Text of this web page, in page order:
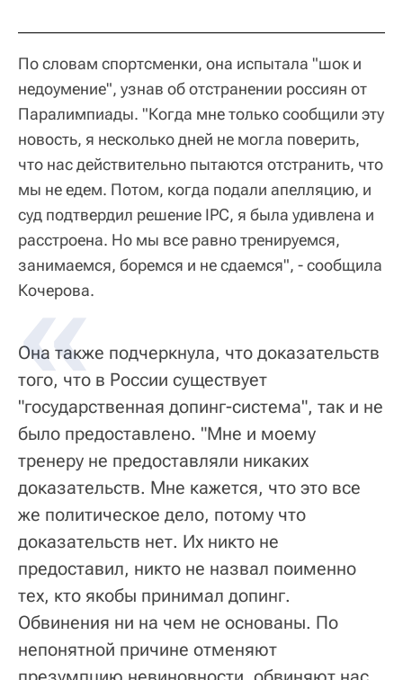
По словам спортсменки, она испытала "шок и
недоумение", узнав об отстранении россиян от
Паралимпиады. "Когда мне только сообщили эту
новость, я несколько дней не могла поверить,
что нас действительно пытаются отстранить, что
мы не едем. Потом, когда подали апелляцию, и
суд подтвердил решение IPC, я была удивлена и
расстроена. Но мы все равно тренируемся,
занимаемся, боремся и не сдаемся", - сообщила
Кочерова.
Она также подчеркнула, что доказательств
того, что в России существует
"государственная допинг-система", так и не
было предоставлено. "Мне и моему
тренеру не предоставляли никаких
доказательств. Мне кажется, что это все
же политическое дело, потому что
доказательств нет. Их никто не
предоставил, никто не назвал поименно
тех, кто якобы принимал допинг.
Обвинения ни на чем не основаны. По
непонятной причине отменяют